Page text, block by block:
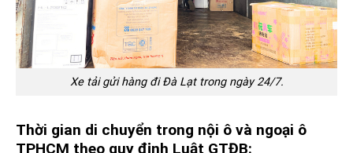
Xe tải gửi hàng đi Đà Lạt trong ngày 24/7.
Thời gian di chuyển trong nội ô và ngoại ô
TPHCM theo quy định Luật GTĐB: